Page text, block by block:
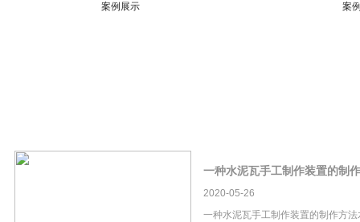
案例展示 案
一种水泥瓦手工制作装置的制
2020-05-26
一种水泥瓦手工制作装置的制作方